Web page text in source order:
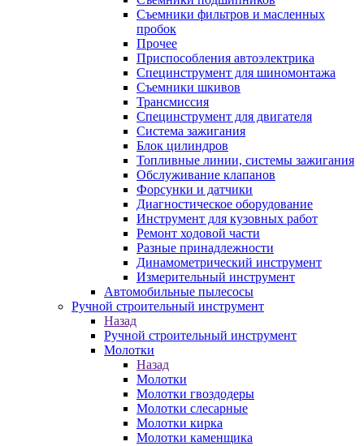
Съемники фильтров и масленных
пробок
Прочее
Приспособления автоэлектрика
Специнструмент для шиномонтажа
Съемники шкивов
Трансмиссия
Специнструмент для двигателя
Система зажигания
Блок цилиндров
Топливные линии, системы зажигания
Обслуживание клапанов
Форсунки и датчики
Диагностическое оборудование
Инструмент для кузовных работ
Ремонт ходовой части
Разные принадлежности
Динамометрический инструмент
Измерительный инструмент
Автомобильные пылесосы
Ручной строительный инструмент
Назад
Ручной строительный инструмент
Молотки
Назад
Молотки
Молотки гвоздодеры
Молотки слесарные
Молотки кирка
Молотки каменщика